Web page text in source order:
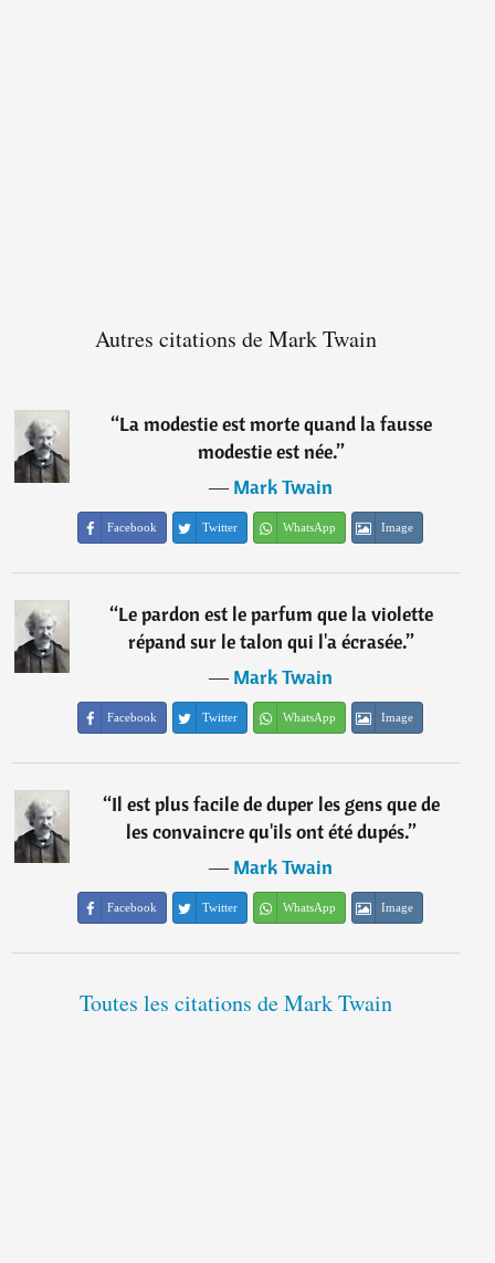
Autres citations de Mark Twain
“La modestie est morte quand la fausse
modestie est née.”
―Mark Twain
Facebook Twitter WhatsApp Image
“Le pardon est le parfum que la violette
répand sur le talon qui l'a écrasée.”
―Mark Twain
Facebook Twitter WhatsApp Image
“Il est plus facile de duper les gens que de
les convaincre qu'ils ont été dupés.”
―Mark Twain
Facebook Twitter WhatsApp Image
Toutes les citations de Mark Twain